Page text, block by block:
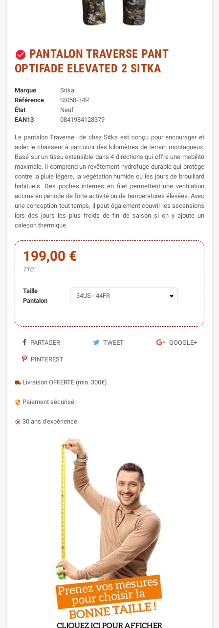
check_circle PANTALON TRAVERSE PANT
OPTIFADE ELEVATED 2 SITKA
Marque
Sitka
Référence
SI050-34R
État
Neuf
EAN13
0841984128379
Le pantalon Traverse de chez Sitka est conçu pour encourager et
aider le chasseur à parcourir des kilomètres de terrain montagneux.
Basé sur un tissu extensible dans 4 directions qui offre une mobilité
maximale, il comprend un revêtement hydrofuge durable qui protège
contre la pluie légère, la végétation humide ou les jours de brouillard
habituels. Des poches internes en filet permettent une ventilation
accrue en période de forte activité ou de températures élevées. Avec
une conception tout temps, il peut également couvrir les ascensions
lors des jours les plus froids de fin de saison si on y ajoute un
caleçon thermique.
199,00 €
TTC
Taille
Pantalon
PARTAGER TWEET GOOGLE+
PINTEREST
local_shipping Livraison OFFERTE (min. 300€).
security Paiement sécurisé.
my_location 30 ans d'expérience.